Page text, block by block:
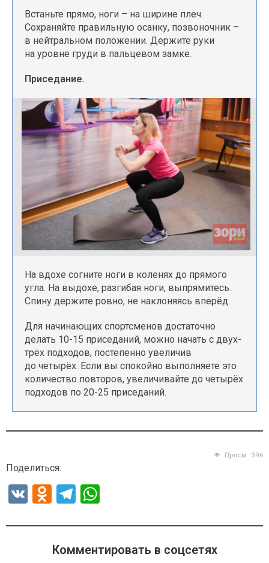
Встаньте прямо, ноги – на ширине плеч.
Сохраняйте правильную осанку, позвоночник –
в нейтральном положении. Держите руки
на уровне груди в пальцевом замке.
Приседание.
На вдохе согните ноги в коленях до прямого
угла. На выдохе, разгибая ноги, выпрямитесь.
Спину держите ровно, не наклоняясь вперёд.
Для начинающих спортсменов достаточно
делать 10-15 приседаний, можно начать с двух-
трёх подходов, постепенно увеличив
до четырёх. Если вы спокойно выполняете это
количество повторов, увеличивайте до четырёх
подходов по 20-25 приседаний.
Просм.: 396
Поделиться:
V
O
n
o
T
e
gr
at
s
Комментировать в соцсетях